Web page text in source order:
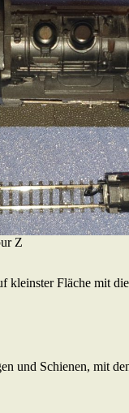
Z
Fläche mit
und Schienen, mit